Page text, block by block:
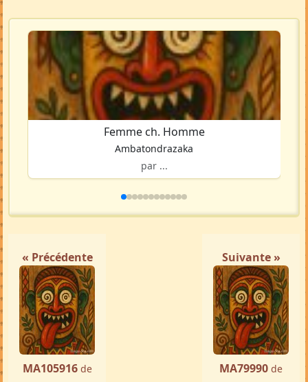
Femme ch. Homme
Ambatondrazaka
par ...
« Précédente
MA105916 de
Suivante »
MA79990 de